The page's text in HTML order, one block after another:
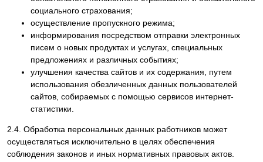
социального страхования;
осуществление пропускного режима;
информирования посредством отправки электронных
писем о новых продуктах и услугах, специальных
предложениях и различных событиях;
улучшения качества сайтов и их содержания, путем
использования обезличенных данных пользователей
сайтов, собираемых с помощью сервисов интернет-
статистики.
2.4. Обработка персональных данных работников может
осуществляться исключительно в целях обеспечения
соблюдения законов и иных нормативных правовых актов.